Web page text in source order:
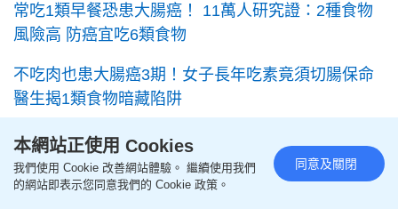
常吃1類早餐恐患大腸癌！ 11萬人研究證：2種食物
風險高 防癌宜吃6類食物
不吃肉也患大腸癌3期！女子長年吃素竟須切腸保命
醫生揭1類食物暗藏陷阱
---
緊貼最新最快新聞資訊，請立即下載星島頭條App：
本網站正使用 Cookies
我們使用 Cookie 改善網站體驗。 繼續使用我們
的網站即表示您同意我們的 Cookie 政策。
同意及關閉